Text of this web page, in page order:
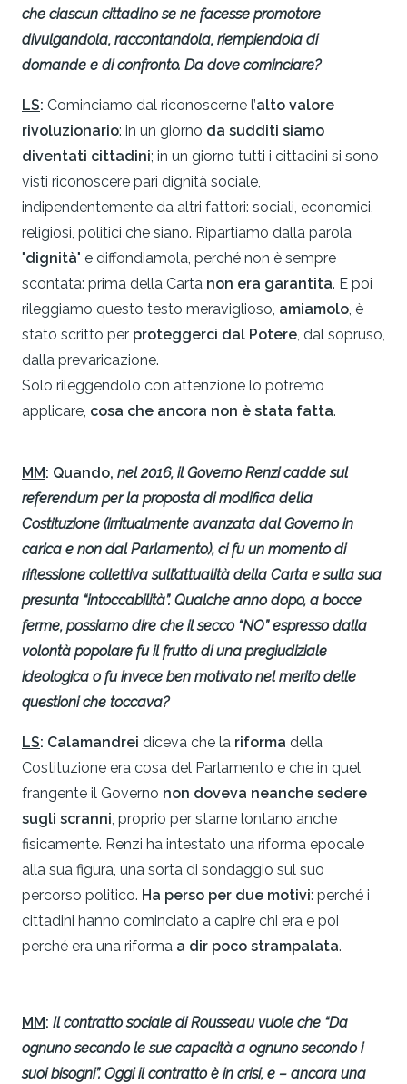
che ciascun cittadino se ne facesse promotore
divulgandola, raccontandola, riempiendola di
domande e di confronto. Da dove cominciare?
LS: Cominciamo dal riconoscerne l’alto valore
rivoluzionario: in un giorno da sudditi siamo
diventati cittadini; in un giorno tutti i cittadini si sono
visti riconoscere pari dignità sociale,
indipendentemente da altri fattori: sociali, economici,
religiosi, politici che siano. Ripartiamo dalla parola
"dignità" e diffondiamola, perché non è sempre
scontata: prima della Carta non era garantita. E poi
rileggiamo questo testo meraviglioso, amiamolo, è
stato scritto per proteggerci dal Potere, dal sopruso,
dalla prevaricazione.
Solo rileggendolo con attenzione lo potremo
applicare, cosa che ancora non è stata fatta.
MM: Quando, nel 2016, il Governo Renzi cadde sul
referendum per la proposta di modifica della
Costituzione (irritualmente avanzata dal Governo in
carica e non dal Parlamento), ci fu un momento di
riflessione collettiva sull’attualità della Carta e sulla sua
presunta “intoccabilità”. Qualche anno dopo, a bocce
ferme, possiamo dire che il secco “NO” espresso dalla
volontà popolare fu il frutto di una pregiudiziale
ideologica o fu invece ben motivato nel merito delle
questioni che toccava?
LS: Calamandrei diceva che la riforma della
Costituzione era cosa del Parlamento e che in quel
frangente il Governo non doveva neanche sedere
sugli scranni, proprio per starne lontano anche
fisicamente. Renzi ha intestato una riforma epocale
alla sua figura, una sorta di sondaggio sul suo
percorso politico. Ha perso per due motivi: perché i
cittadini hanno cominciato a capire chi era e poi
perché era una riforma a dir poco strampalata.
MM: Il contratto sociale di Rousseau vuole che “Da
ognuno secondo le sue capacità a ognuno secondo i
suoi bisogni”. Oggi il contratto è in crisi, e – ancora una